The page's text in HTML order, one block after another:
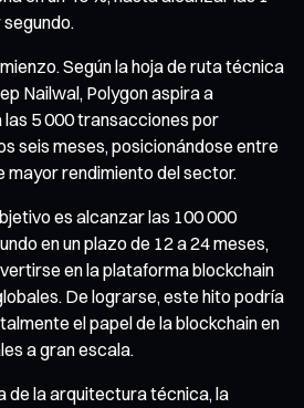
Según la hoja de ruta técnica
Nailwal, Polygon aspira a
5 000 transacciones por
seis meses, posicionándose entre
mayor rendimiento del sector.
es alcanzar las 100 000
en un plazo de 12 a 24 meses,
en la plataforma blockchain
De lograrse, este hito podría
el papel de la blockchain en
a gran escala.
de la arquitectura técnica, la